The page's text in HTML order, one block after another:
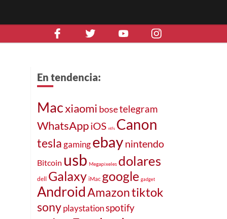
En tendencia:
Macxiaomi bosetelegram
WhatsAppiOS ntfs Canon
tesla gamingebaynintendo
Bitcoin usb Megapixeles dolares
dell Galaxy iMac google gadget
AndroidAmazontiktok
sonyplaystationspotify